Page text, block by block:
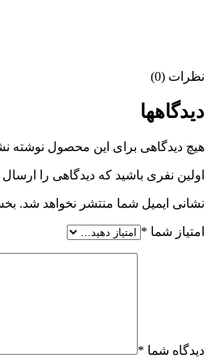
نظرات (0)
دیدگاهها
هیچ دیدگاهی برای این محصول نوشته
اولین نفری باشید که دیدگاهی را
نشانی ایمیل شما منتشر نخواهد شد.
امتیاز شما *
دیدگاه شما *